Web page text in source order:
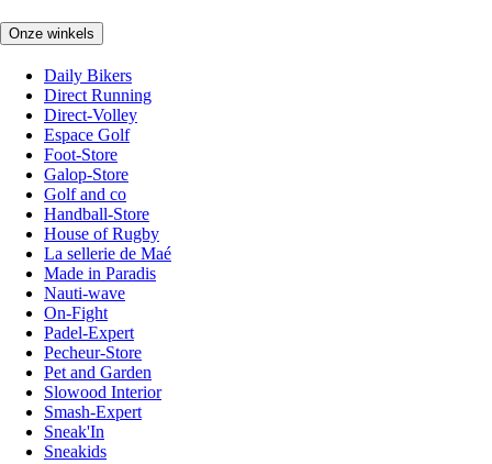
Onze winkels
Daily Bikers
Direct Running
Direct-Volley
Espace Golf
Foot-Store
Galop-Store
Golf and co
Handball-Store
House of Rugby
La sellerie de Maé
Made in Paradis
Nauti-wave
On-Fight
Padel-Expert
Pecheur-Store
Pet and Garden
Slowood Interior
Smash-Expert
Sneak'In
Sneakids